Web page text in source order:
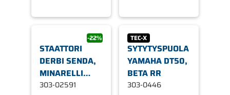
-22%
STAATTORI
DERBI SENDA,
MINARELLI
AM6 (DUCATI)
303-02591
TEC-X
SYTYTYSPUOLA
YAMAHA DT50,
BETA RR
303-0446